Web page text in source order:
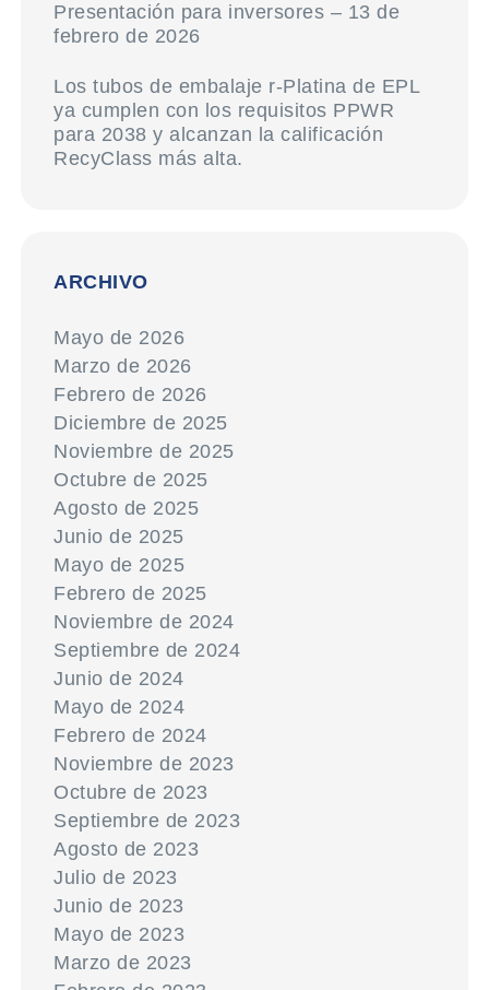
Presentación para inversores – 13 de
febrero de 2026
Los tubos de embalaje r-Platina de EPL
ya cumplen con los requisitos PPWR
para 2038 y alcanzan la calificación
RecyClass más alta.
ARCHIVO
Mayo de 2026
Marzo de 2026
Febrero de 2026
Diciembre de 2025
Noviembre de 2025
Octubre de 2025
Agosto de 2025
Junio de 2025
Mayo de 2025
Febrero de 2025
Noviembre de 2024
Septiembre de 2024
Junio de 2024
Mayo de 2024
Febrero de 2024
Noviembre de 2023
Octubre de 2023
Septiembre de 2023
Agosto de 2023
Julio de 2023
Junio de 2023
Mayo de 2023
Marzo de 2023